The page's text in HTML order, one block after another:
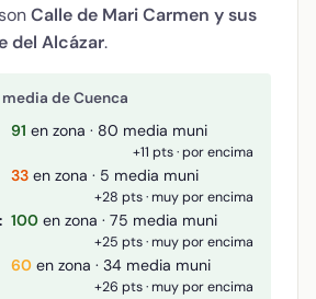
Calle de Mari Carmen y sus
del Alcázar.
media de Cuenca
91 en zona · 80 media muni
+11 pts · por encima
33 en zona · 5 media muni
+28 pts · muy por encima
100 en zona · 75 media muni
+25 pts · muy por encima
60 en zona · 34 media muni
+26 pts · muy por encima